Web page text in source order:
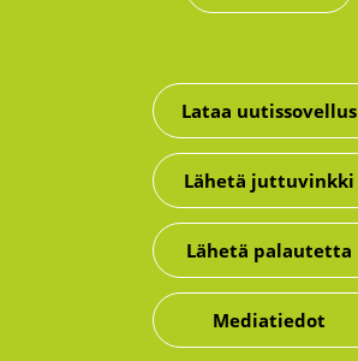
Lataa uutissovellus
Lähetä juttuvinkki
Lähetä palautetta
Mediatiedot